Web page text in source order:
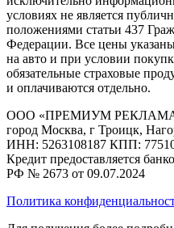
условиях не является
положениями статьи 437
Федерации. Все цены
на авто и при условии
обязательные страховые
и оплачиваются отдельно.
ООО «ПРЕМИУМ РЕКЛАМА»
город Москва, г Троицк,
ИНН: 5263108187 КПП:
Кредит предоставляется
РФ № 2673 от 09.07.2024
Политика